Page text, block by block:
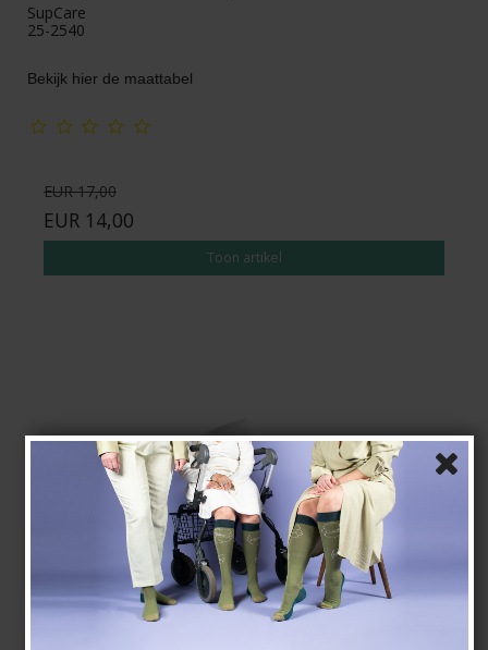
SupCare
25-2540
Bekijk hier de maattabel
EUR 17,00
EUR 14,00
Toon artikel